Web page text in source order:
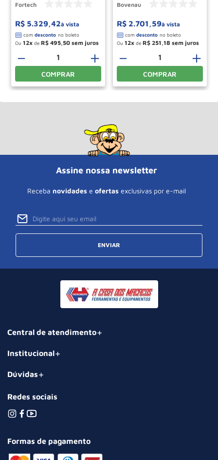
Fortech
R$ 5.329,42à vista
Ou 12 de R$ 495 50
＋
－
COMPRAR
Bovenau
R$ 2.701 ,59à vista
Ou 12 de R$ 251 18
＋
－
COMPRAR
Assine nossa newsletter
Receba novidades e ofertas exclusivas por e-mail
ENVIAR
Central de atendimento
Institucional
Dúvidas
Redes sociais
Formas de pagamento